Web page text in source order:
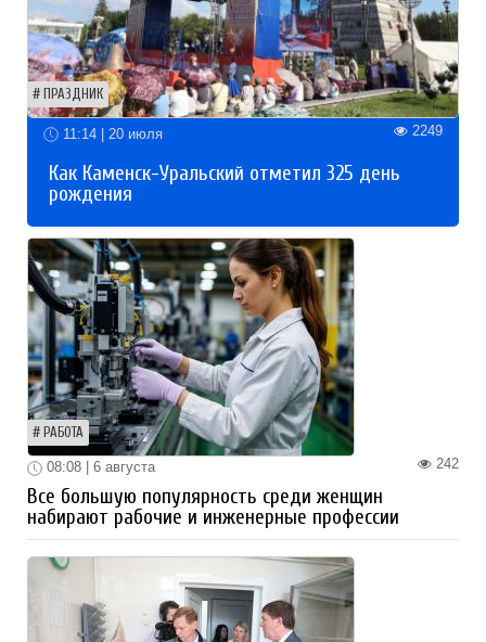
ПРАЗДНИК
11:14 | 20 июля 2249
Как Каменск-Уральский отметил 325 день
рождения
РАБОТА
242
08:08 | 6 августа
Все большую популярность среди женщин
набирают рабочие и инженерные профессии